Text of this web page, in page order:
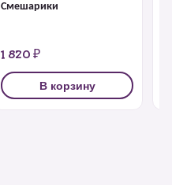
Смешарики
1 820 ₽
В корзину